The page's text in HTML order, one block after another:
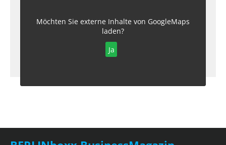
Möchten Sie externe Inhalte von GoogleMaps
laden?
Ja